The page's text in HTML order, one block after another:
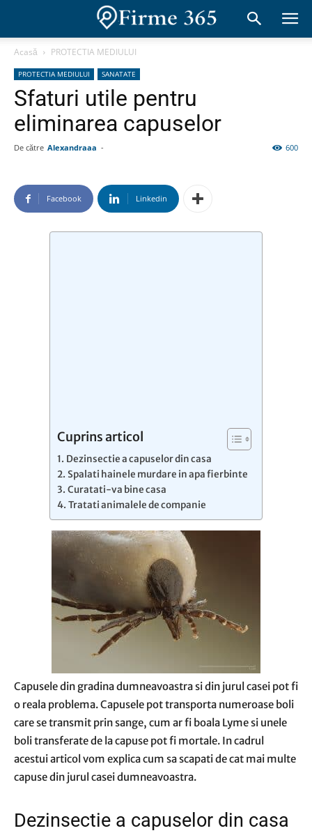
Acasă PROTECTIA MEDIULUI
PROTECTIA MEDIULUI SANATATE
Sfaturi utile pentru
eliminarea capuselor
De către Alexandraaa - 600
Facebook Linkedin
Cuprins articol
Dezinsectie a capuselor din casa
Spalati hainele murdare in apa fierbinte
Curatati-va bine casa
Tratati animalele de companie
Capusele din gradina dumneavoastra si din jurul casei pot fi
o reala problema. Capusele pot transporta numeroase boli
care se transmit prin sange, cum ar fi boala Lyme si unele
boli transferate de la capuse pot fi mortale. In cadrul
acestui articol vom explica cum sa scapati de cat mai multe
capuse din jurul casei dumneavoastra.
Dezinsectie a capuselor din casa